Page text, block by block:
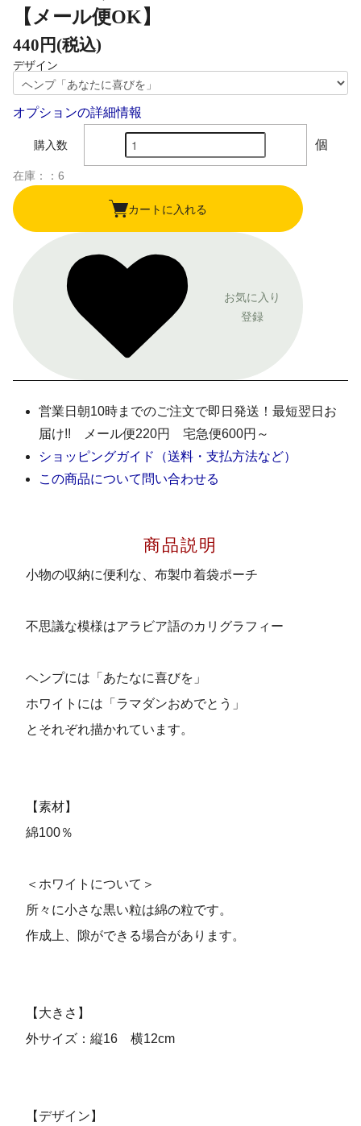
【メール便OK】
440円(税込)
デザイン
オプションの詳細情報
購入数 個
在庫：：6
カートに入れる
お気に入り
登録
営業日朝10時までのご注文で即日発送！最短翌日お
届け!! メール便220円 宅急便600円～
ショッピングガイド（送料・支払方法など）
この商品について問い合わせる
商品説明
小物の収納に便利な、布製巾着袋ポーチ
不思議な模様はアラビア語のカリグラフィー
ヘンプには「あたなに喜びを」
ホワイトには「ラマダンおめでとう」
とそれぞれ描かれています。
【素材】
綿100％
＜ホワイトについて＞
所々に小さな黒い粒は綿の粒です。
作成上、隙ができる場合があります。
【大きさ】
外サイズ：縦16 横12cm
【デザイン】